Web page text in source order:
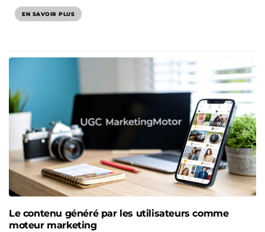
EN SAVOIR PLUS
Le contenu généré par les utilisateurs comme
moteur marketing